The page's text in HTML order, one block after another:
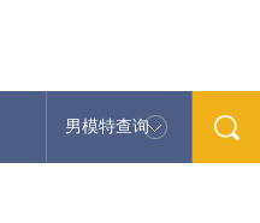
男模特查询